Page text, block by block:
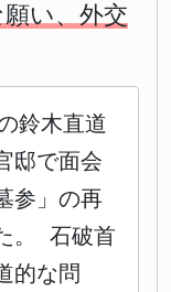
い、外交
鈴木直道
邸で面会
参」の再
。 石破首
的な問